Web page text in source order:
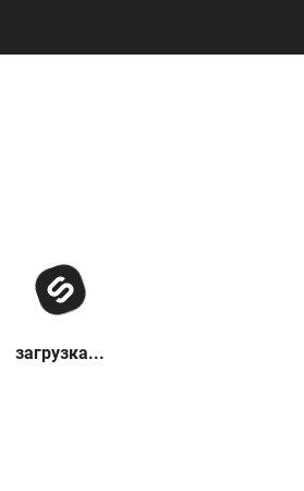
загрузка...